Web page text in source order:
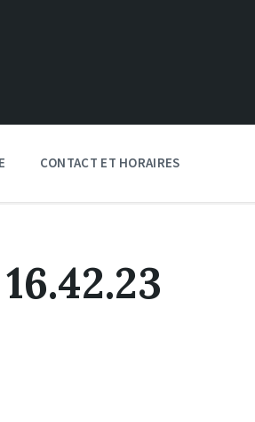
CONTACT ET HORAIRES